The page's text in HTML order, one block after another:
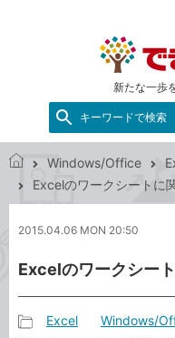
新たな一歩
キーワードで検索
で
ネ
ト
Windows/Office
Excelのワークシートに
2015.04.06 MON 20:50
Excelのワークシー
Excel Windows/